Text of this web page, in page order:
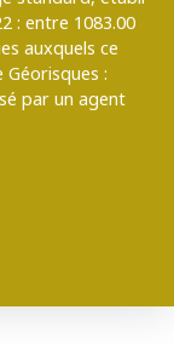
: entre 1083.00
auxquels ce
:
par un agent